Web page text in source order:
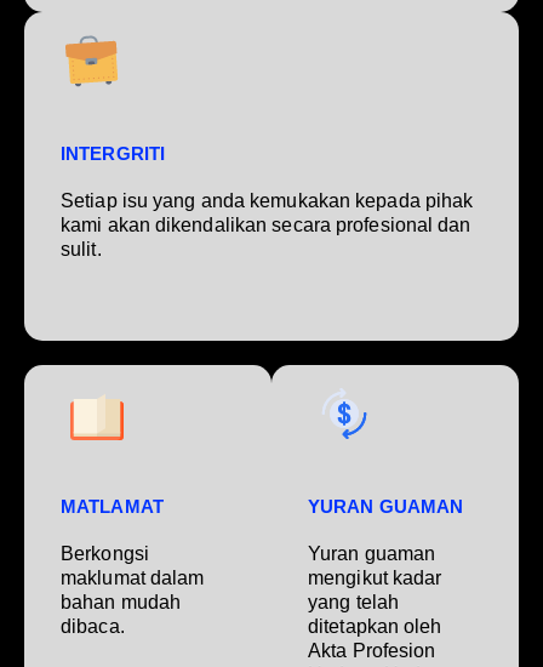
INTERGRITI
Setiap isu yang anda kemukakan kepada pihak
kami akan dikendalikan secara profesional dan
sulit.
MATLAMAT
Berkongsi
maklumat dalam
bahan mudah
dibaca.
YURAN GUAMAN
Yuran guaman
mengikut kadar
yang telah
ditetapkan oleh
Akta Profesion